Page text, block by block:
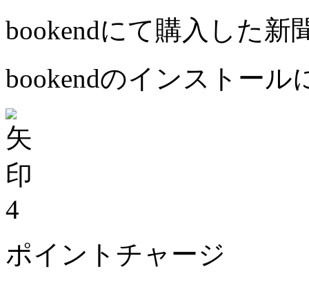
bookendにて購入した新
bookendのインストール
4
ポイントチャージ